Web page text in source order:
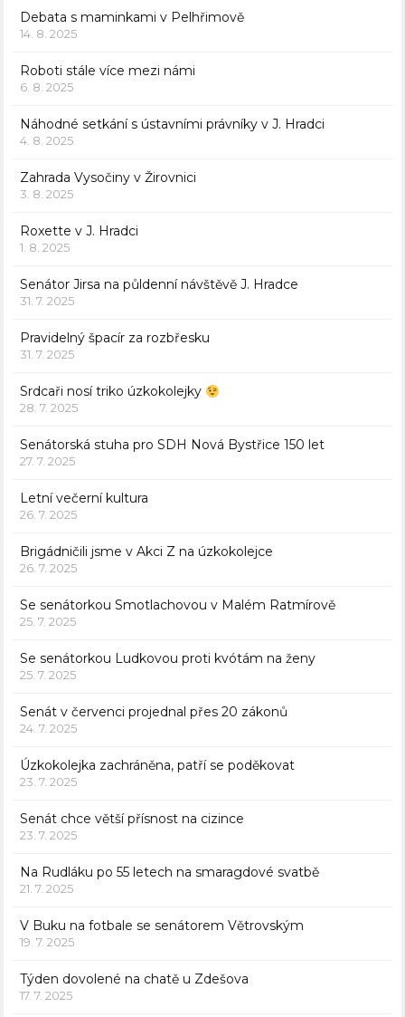
Debata s maminkami v Pelhřimově
14. 8. 2025
Roboti stále více mezi námi
6. 8. 2025
Náhodné setkání s ústavními právníky v J. Hradci
4. 8. 2025
Zahrada Vysočiny v Žirovnici
3. 8. 2025
Roxette v J. Hradci
1. 8. 2025
Senátor Jirsa na půldenní návštěvě J. Hradce
31. 7. 2025
Pravidelný špacír za rozbřesku
31. 7. 2025
Srdcaři nosí triko úzkokolejky
28. 7. 2025
Senátorská stuha pro SDH Nová Bystřice 150 let
27. 7. 2025
Letní večerní kultura
26. 7. 2025
Brigádničili jsme v Akci Z na úzkokolejce
26. 7. 2025
Se senátorkou Smotlachovou v Malém Ratmírově
25. 7. 2025
Se senátorkou Ludkovou proti kvótám na ženy
25. 7. 2025
Senát v červenci projednal přes 20 zákonů
24. 7. 2025
Úzkokolejka zachráněna, patří se poděkovat
23. 7. 2025
Senát chce větší přísnost na cizince
23. 7. 2025
Na Rudláku po 55 letech na smaragdové svatbě
21. 7. 2025
V Buku na fotbale se senátorem Větrovským
19. 7. 2025
Týden dovolené na chatě u Zdešova
17. 7. 2025